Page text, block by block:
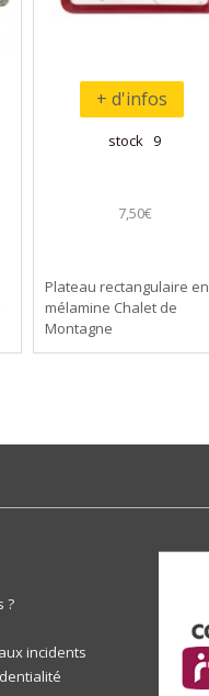
+ d'infos
stock 9
7,50€
Plateau rectangulaire en
mélamine Chalet de
Montagne
?
incidents